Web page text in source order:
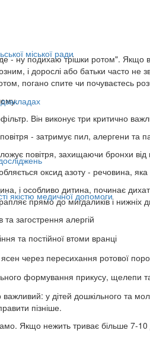
міської ради
якістю медичної допомоги
- ну подихаю трішки ротом". Якщо
і дорослі або батьки часто
погано спите чи почуваєтесь
Він виконує три критично
- затримує пил, алергени та
повітря, захищаючи бронхи
оксид азоту - речовина,
і особливо дитина, починає
прямо до мигдаликів і
та загострення алергій
та постійної втоми вранці
ясен через пересихання ротової
формування прикусу, щелепи
у дітей дошкільного та
пізніше.
Якщо нежить триває більше 7-10